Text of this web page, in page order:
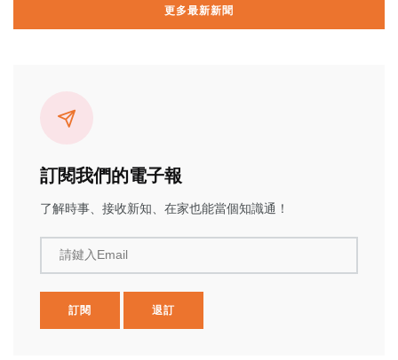
更多最新新聞
訂閱我們的電子報
了解時事、接收新知、在家也能當個知識通！
請鍵入Email
訂閱 退訂